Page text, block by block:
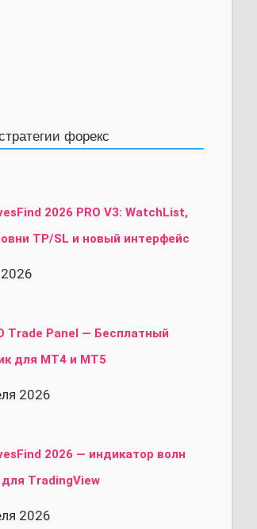
форекс
2026 PRO V3: WatchList,
TP/SL и новый интерфейс
Trade Panel — Бесплатный
для MT4 и MT5
2026
2026 — индикатор волн
TradingView
2026